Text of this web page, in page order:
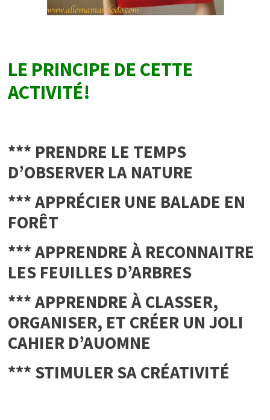
LE PRINCIPE DE CETTE
ACTIVITÉ!
*** PRENDRE LE TEMPS
D’OBSERVER LA NATURE
*** APPRÉCIER UNE BALADE EN
FORÊT
*** APPRENDRE À RECONNAITRE
LES FEUILLES D’ARBRES
*** APPRENDRE À CLASSER,
ORGANISER, ET CRÉER UN JOLI
CAHIER D’AUOMNE
*** STIMULER SA CRÉATIVITÉ